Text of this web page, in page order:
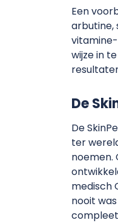
Een
arbutine,
wijze in
De
De
ter
noemen.
medisch
nooit